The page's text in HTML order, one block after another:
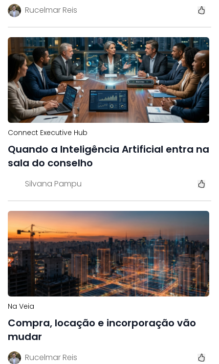
Rucelmar Reis
Connect Executive Hub
Quando a Inteligência Artificial entra na
sala do conselho
Silvana Pampu
Na Veia
Compra, locação e incorporação vão
mudar
Rucelmar Reis